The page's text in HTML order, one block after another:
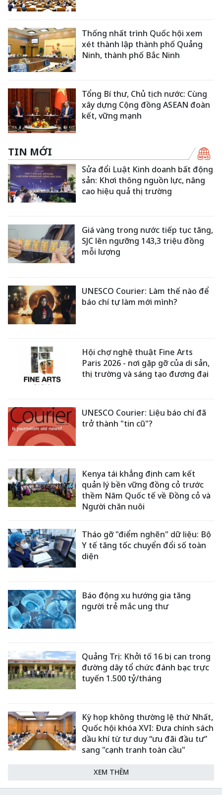
Thống nhất trình Quốc hội xem
xét thành lập thành phố Quảng
Ninh, thành phố Bắc Ninh
Tổng Bí thư, Chủ tịch nước: Cùng
xây dựng Cộng đồng ASEAN đoàn
kết, vững mạnh
TIN MỚI
Sửa đổi Luật Kinh doanh bất động
sản: Khơi thông nguồn lực, nâng
cao hiệu quả thị trường
Giá vàng trong nước tiếp tục tăng,
SJC lên ngưỡng 143,3 triệu đồng
mỗi lượng
UNESCO Courier: Làm thế nào để
báo chí tự làm mới mình?
Hội chợ nghệ thuật Fine Arts
Paris 2026 - nơi gặp gỡ của di sản,
thị trường và sáng tạo đương đại
UNESCO Courier: Liệu báo chí đã
trở thành "tin cũ"?
Kenya tái khẳng định cam kết
quản lý bền vững đồng cỏ trước
thềm Năm Quốc tế về Đồng cỏ và
Người chăn nuôi
Tháo gỡ "điểm nghẽn" dữ liệu: Bộ
Y tế tăng tốc chuyển đổi số toàn
diện
Báo động xu hướng gia tăng
người trẻ mắc ung thư
Quảng Trị: Khởi tố 16 bị can trong
đường dây tổ chức đánh bạc trực
tuyến 1.500 tỷ/tháng
Kỳ họp không thường lệ thứ Nhất,
Quốc hội khóa XVI: Đưa chính sách
dầu khí từ tư duy “ưu đãi đầu tư”
sang "cạnh tranh toàn cầu"
XEM THÊM